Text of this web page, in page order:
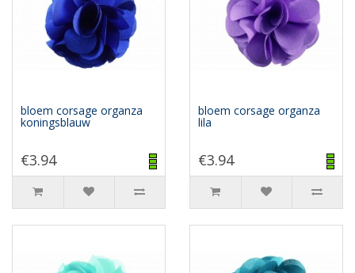
bloem corsage organza
koningsblauw
€3.94
bloem corsage organza
lila
€3.94